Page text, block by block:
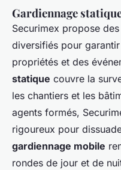
Gardiennage
Securimex propose des
diversifiés pour
propriétés et des
statique couvre la
les chantiers et les
agents formés,
rigoureux pour
gardiennage mobile
rondes de jour et de